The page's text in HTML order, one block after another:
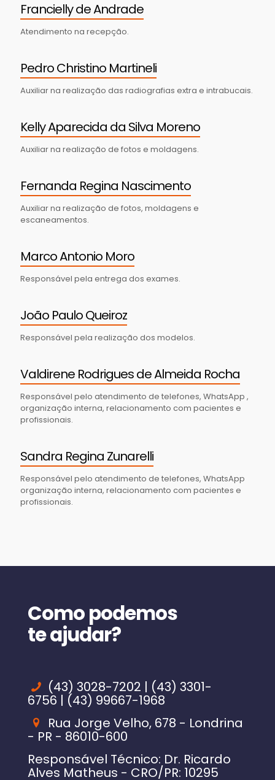
Francielly de Andrade
Atendimento na recepção.
Pedro Christino Martineli
Auxiliar na realização das radiografias extra e intrabucais.
Kelly Aparecida da Silva Moreno
Auxiliar na realização de fotos e moldagens.
Fernanda Regina Nascimento
Auxiliar na realização de fotos, moldagens e
escaneamentos.
Marco Antonio Moro
Responsável pela entrega dos exames.
João Paulo Queiroz
Responsável pela realização dos modelos.
Valdirene Rodrigues de Almeida Rocha
Responsável pelo atendimento de telefones, WhatsApp ,
organização interna, relacionamento com pacientes e
profissionais.
Sandra Regina Zunarelli
Responsável pelo atendimento de telefones, WhatsApp
organização interna, relacionamento com pacientes e
profissionais.
Como podemos
te ajudar?
(43) 3028-7202 | (43) 3301-
6756 | (43) 99667-1968
Rua Jorge Velho, 678 - Londrina
- PR - 86010-600
Responsável Técnico: Dr. Ricardo
Alves Matheus - CRO/PR: 10295